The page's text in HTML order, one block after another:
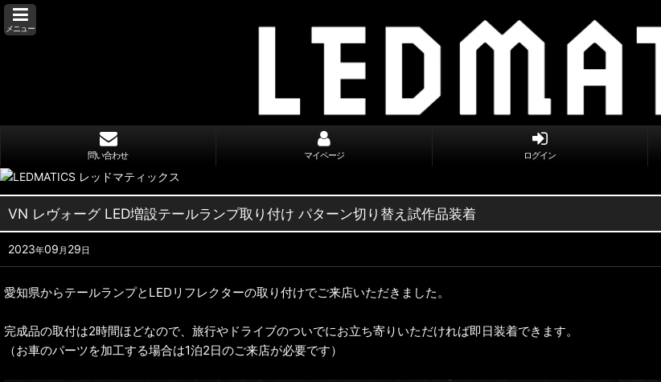
メニュー
問い合わせ マイページ ログイン
VN レヴォーグ LED増設テールランプ取り付け パターン切り替え試作品装着
2023年09 月 29 日
愛知県からテールランプとLEDリフレクターの取り付けでご来店いただきました。
完成品の取付は2時間ほどなので、旅行やドライブのついでにお立ち寄りいただければ即日装着できます。
（お車のパーツを加工する場合は1泊2日のご来店が必要です）